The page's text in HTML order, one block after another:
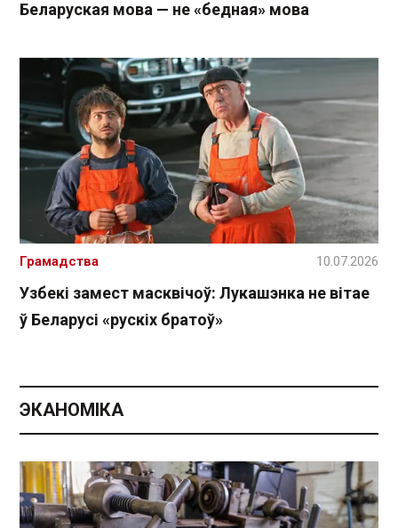
Беларуская мова — не «бедная» мова
Узбекі замест масквічоў: Лукашэнка не вітае
ў Беларусі «рускіх братоў»
Грамадства 10.07.2026
ЭКАНОМІКА